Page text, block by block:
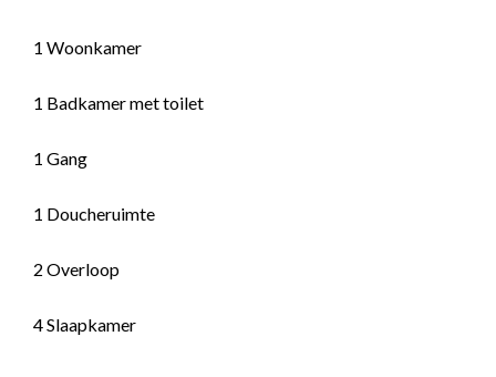
1 Woonkamer
1 Badkamer met toilet
1 Gang
1 Doucheruimte
2 Overloop
4 Slaapkamer